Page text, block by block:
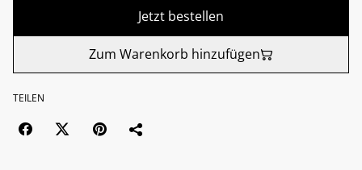
Jetzt bestellen
Zum Warenkorb hinzufügen
TEILEN